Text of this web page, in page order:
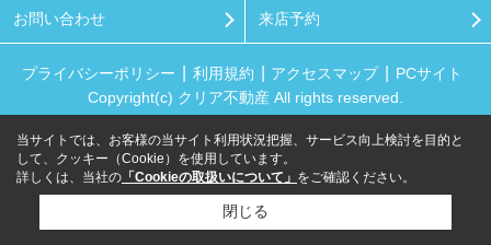
お問い合わせ 来店予約
プライバシーポリシー 利用規約 アクセスマップ
PCサイト
Copyright(c) クリア不動産 All rights reserved.
当サイトでは、お客様の当サイト利用状況把握、サービス向上検討を目的と
して、クッキー（Cookie）を使用しています。
詳しくは、当社の 「Cookieの取扱いについて」 をご確認ください。
閉じる